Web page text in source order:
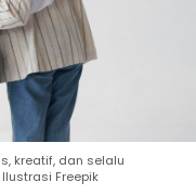
kreatif, dan selalu
Freepik